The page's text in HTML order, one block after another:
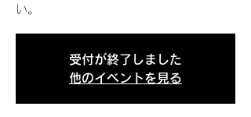
い。
受付が終了しました
他のイベントを見る